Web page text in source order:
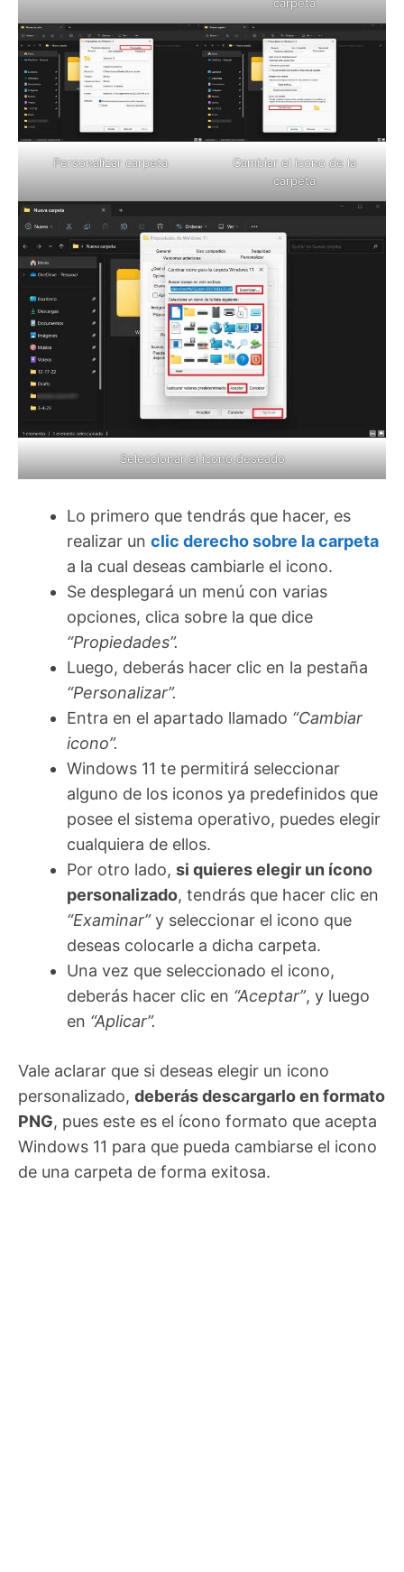
carpeta
Personalizar carpeta
Cambiar el icono de la
carpeta
Seleccionar el icono deseado
Lo primero que tendrás que hacer, es
realizar un clic derecho sobre la carpeta
a la cual deseas cambiarle el icono.
Se desplegará un menú con varias
opciones, clica sobre la que dice
“Propiedades”.
Luego, deberás hacer clic en la pestaña
“Personalizar”.
Entra en el apartado llamado “Cambiar
icono”.
Windows 11 te permitirá seleccionar
alguno de los iconos ya predefinidos que
posee el sistema operativo, puedes elegir
cualquiera de ellos.
Por otro lado, si quieres elegir un ícono
personalizado, tendrás que hacer clic en
“Examinar”y seleccionar el icono que
deseas colocarle a dicha carpeta.
Una vez que seleccionado el icono,
deberás hacer clic en “Aceptar”, y luego
en “Aplicar”.
Vale aclarar que si deseas elegir un icono
personalizado, deberás descargarlo en formato
PNG, pues este es el ícono formato que acepta
Windows 11 para que pueda cambiarse el icono
de una carpeta de forma exitosa.